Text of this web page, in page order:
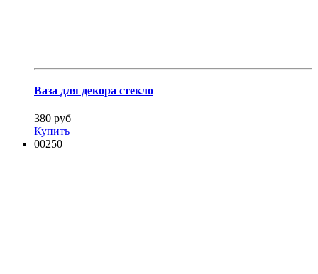
Ваза для декора стекло
380 руб
Купить
00250